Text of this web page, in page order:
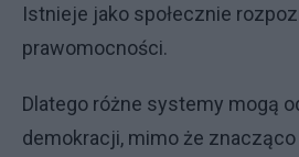
Istnieje jako społecznie
prawomocności.
Dlatego różne systemy mogą
demokracji, mimo że